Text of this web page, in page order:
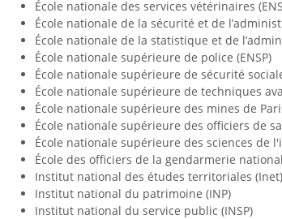
École nationale des services vétérinaires
École nationale de la sécurité et de
École nationale de la statistique et de
École nationale supérieure de police (ENSP)
École nationale supérieure de sécurité
École nationale supérieure de techniques
École nationale supérieure des mines de
École nationale supérieure des officiers de
École nationale supérieure des sciences de
École des officiers de la gendarmerie
Institut national des études territoriales (Inet)
Institut national du patrimoine (INP)
Institut national du service public (INSP)